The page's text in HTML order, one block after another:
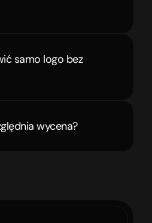
samo logo bez
wycena?